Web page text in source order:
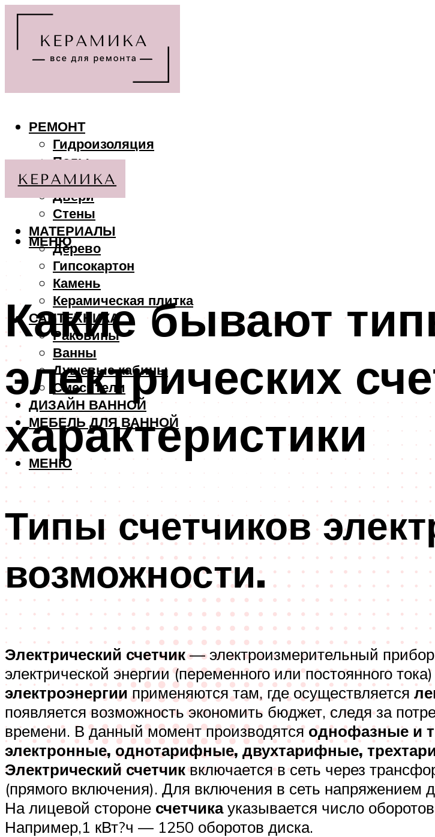
РЕМОНТ
Гидроизоляция
Полы
Потолки
Двери
Стены
МАТЕРИАЛЫ
Дерево
Гипсокартон
Камень
Керамическая плитка
САНТЕХНИКА
Раковины
Ванны
Душевые кабины
Смесители
ДИЗАЙН ВАННОЙ
МЕБЕЛЬ ДЛЯ ВАННОЙ
МЕНЮ
МЕНЮ
Какие бывают
электрических
характеристики
Типы счетчиков
возможности.
Электрический счетчик— электроизмерительный
электрической энергии (переменного или постоянного
электроэнергииприменяются там, где осуществляется
появляется возможность экономить бюджет, следя за
времени. В данный момент производятся однофазные и
электронные, однотарифные, двухтарифные,
Электрический счетчиквключается в сеть через
(прямого включения). Для включения в сеть напряжением
На лицевой стороне счетчикауказывается число
Например,1 кВт?ч — 1250 оборотов диска.